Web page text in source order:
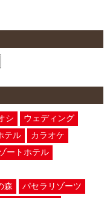
シ
ウェディング
テル
カラオケ
ートホテル
森
パセラリゾーツ